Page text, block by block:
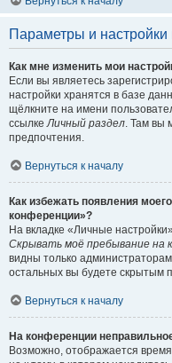
Параметры и настройки
Как мне изменить мои
Если вы являетесь
настройки хранятся в базе
щёлкните на имени
ссылкеЛичный раздел. Там вы
предпочтения.
Вернуться к началу
Как избежать появления
конференции»?
На вкладке «Личные
Скрывать моё пребывание на
видны только
остальных вы будете скрытым
Вернуться к началу
На конференции
Возможно, отображается